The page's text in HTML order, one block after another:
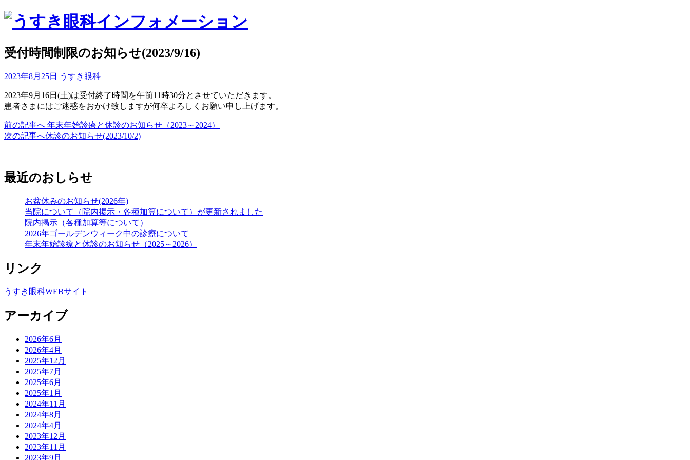
コ
ン
ツ
ス
キ
ッ
プ
受付時間制限のお知らせ(2023/9/16)
投
日
2023年8月25日
投
者
うすき眼科
2023年9月16日(土)は受付終了時間を午前11時30分とさせていただきます。
患者さまにはご迷惑をおかけ致しますが何卒よろしくお願い申し上げます。
投
稿
ビ
前の記事へ 年末年始診療と休診のお知らせ（2023～2024）
次の記事へ休診のお知らせ(2023/10/2)
最近のおしらせ
お盆休みのお知らせ(2026年)
当院について（院内掲示・各種加算について）が更新されました
院内掲示（各種加算等について）
2026年ゴールデンウィーク中の診療について
年末年始診療と休診のお知らせ（2025～2026）
リンク
うすき眼科WEBサイト
アーカイブ
2026年6月
2026年4月
2025年12月
2025年7月
2025年6月
2025年1月
2024年11月
2024年8月
2024年4月
2023年12月
2023年11月
2023年9月